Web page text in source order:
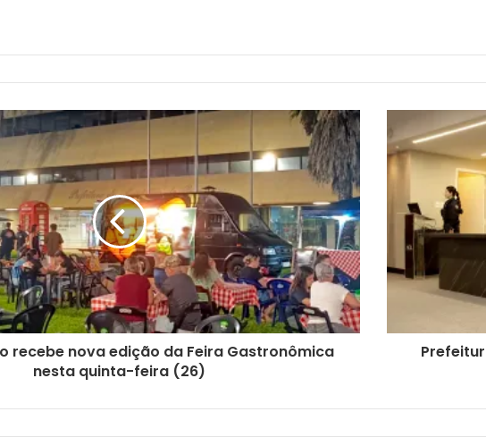
recebe nova edição da Feira Gastronômica
nesta quinta-feira (26)